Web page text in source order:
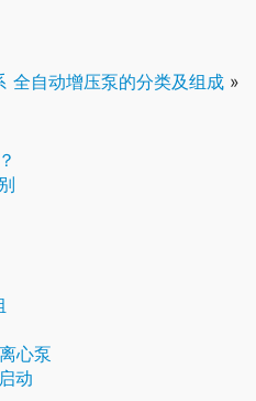
全自动增压泵的分类及组成 »
心泵
动